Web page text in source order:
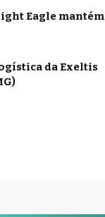
Eagle mantém
da Exeltis